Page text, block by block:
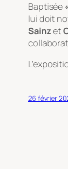
Baptisée
lui doit
Sainzet
26 février